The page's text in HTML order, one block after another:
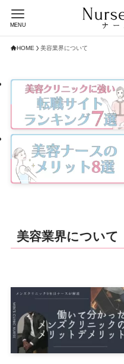
MENU
HOME 美容業界について
美容業界について